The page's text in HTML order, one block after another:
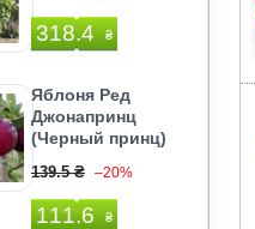
318.4 ₴
Яблоня Ред
Джонапринц
(Черный принц)
139.5 ₴ –20%
111.6 ₴